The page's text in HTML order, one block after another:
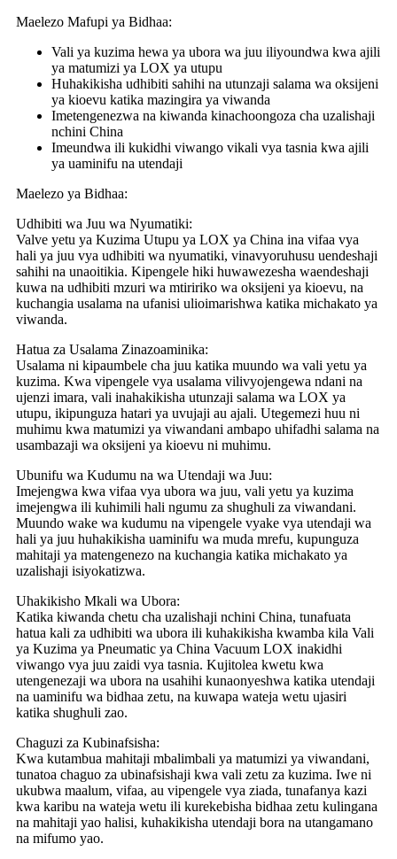
Maelezo Mafupi ya Bidhaa:
Vali ya kuzima hewa ya ubora wa juu iliyoundwa kwa ajili
ya matumizi ya LOX ya utupu
Huhakikisha udhibiti sahihi na utunzaji salama wa oksijeni
ya kioevu katika mazingira ya viwanda
Imetengenezwa na kiwanda kinachoongoza cha uzalishaji
nchini China
Imeundwa ili kukidhi viwango vikali vya tasnia kwa ajili
ya uaminifu na utendaji
Maelezo ya Bidhaa:
Udhibiti wa Juu wa Nyumatiki:
Valve yetu ya Kuzima Utupu ya LOX ya China ina vifaa vya
hali ya juu vya udhibiti wa nyumatiki, vinavyoruhusu uendeshaji
sahihi na unaoitikia. Kipengele hiki huwawezesha waendeshaji
kuwa na udhibiti mzuri wa mtiririko wa oksijeni ya kioevu, na
kuchangia usalama na ufanisi ulioimarishwa katika michakato ya
viwanda.
Hatua za Usalama Zinazoaminika:
Usalama ni kipaumbele cha juu katika muundo wa vali yetu ya
kuzima. Kwa vipengele vya usalama vilivyojengewa ndani na
ujenzi imara, vali inahakikisha utunzaji salama wa LOX ya
utupu, ikipunguza hatari ya uvujaji au ajali. Utegemezi huu ni
muhimu kwa matumizi ya viwandani ambapo uhifadhi salama na
usambazaji wa oksijeni ya kioevu ni muhimu.
Ubunifu wa Kudumu na wa Utendaji wa Juu:
Imejengwa kwa vifaa vya ubora wa juu, vali yetu ya kuzima
imejengwa ili kuhimili hali ngumu za shughuli za viwandani.
Muundo wake wa kudumu na vipengele vyake vya utendaji wa
hali ya juu huhakikisha uaminifu wa muda mrefu, kupunguza
mahitaji ya matengenezo na kuchangia katika michakato ya
uzalishaji isiyokatizwa.
Uhakikisho Mkali wa Ubora:
Katika kiwanda chetu cha uzalishaji nchini China, tunafuata
hatua kali za udhibiti wa ubora ili kuhakikisha kwamba kila Vali
ya Kuzima ya Pneumatic ya China Vacuum LOX inakidhi
viwango vya juu zaidi vya tasnia. Kujitolea kwetu kwa
utengenezaji wa ubora na usahihi kunaonyeshwa katika utendaji
na uaminifu wa bidhaa zetu, na kuwapa wateja wetu ujasiri
katika shughuli zao.
Chaguzi za Kubinafsisha:
Kwa kutambua mahitaji mbalimbali ya matumizi ya viwandani,
tunatoa chaguo za ubinafsishaji kwa vali zetu za kuzima. Iwe ni
ukubwa maalum, vifaa, au vipengele vya ziada, tunafanya kazi
kwa karibu na wateja wetu ili kurekebisha bidhaa zetu kulingana
na mahitaji yao halisi, kuhakikisha utendaji bora na utangamano
na mifumo yao.